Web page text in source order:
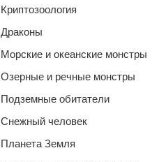
Криптозоология
Драконы
Морские и океанские монстры
Озерные и речные монстры
Подземные обитатели
Снежный человек
Планета Земля